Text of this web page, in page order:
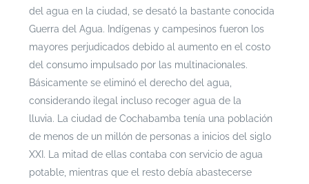
del agua en la ciudad, se desató la bastante conocida
Guerra del Agua. Indígenas y campesinos fueron los
mayores perjudicados debido al aumento en el costo
del consumo impulsado por las multinacionales.
Básicamente se eliminó el derecho del agua,
considerando ilegal incluso recoger agua de la
lluvia. La ciudad de Cochabamba tenía una población
de menos de un millón de personas a inicios del siglo
XXI. La mitad de ellas contaba con servicio de agua
potable, mientras que el resto debía abastecerse